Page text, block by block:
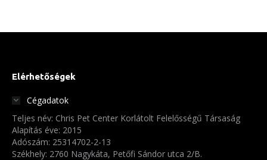
Elérhetőségek
Cégadatok
Teljes név: Chris Pet Center Korlátolt Felelősségű Társaság
Alapítás éve: 2015
Adószám: 25314702-2-13
Székhely: 2760 Nagykáta, Petőfi Sándor utca 2/B.